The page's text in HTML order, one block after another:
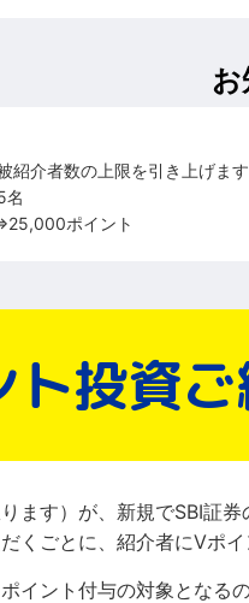
お
介者数の上限を引き上げます
名
ポイント
ト投資
ます）が、新規でSBI証
くごとに、紹介者にVポ
イント付与の対象とな